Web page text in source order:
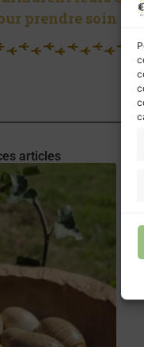
prendre soin
articles
À partir